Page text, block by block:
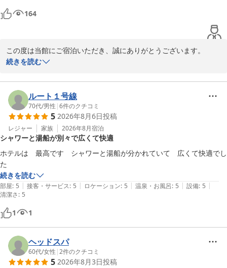
2026-05-05
164
この度は当館にご宿泊いただき、誠にありがとうございます。
また「立地最高」「清潔で子連れにも優しい宿」とのお言葉を頂戴
お部屋や館内の清潔さについてもお褒めいただき、スタッフ一同大
変励みになります。
お子さま用アメニティにつきましても、お役に立てたようで安心い
たしました。
ご家族でのご旅行が少しでも快適なものとなっておりましたら幸い
です。
次回ご宿泊の際にはぜひ当館の朝食もお楽しみくださいませ。
ち申し上げております。
ダイワロイネットホテル姫路
続きを読む
ルート１号線
70代/男性 |6件のクチコミ
5 2026年8月6日投稿
レジャー 家族 2026年8月宿泊
シャワーと湯船が別々で広くて快適
ホテルは　最高です　シャワーと湯船が分かれていて　広くて快適でし
た
続きを読む
部屋: 5 | 接客・サービス: 5 | ロケーション: 5 | 温泉・お風呂: 5 | 設備: 5 |
清潔さ: 5
1 1
ヘッドスパ
60代/女性 |2件のクチコミ
5 2026年8月3日投稿